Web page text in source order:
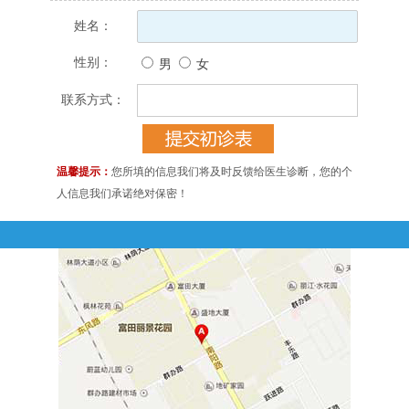
姓名：
性别： 男 女
联系方式：
温馨提示： 您所填的信息我们将及时反馈给医生诊断，您的个
人信息我们承诺绝对保密！